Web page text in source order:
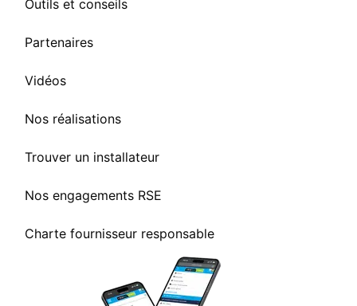
Outils et conseils
Partenaires
Vidéos
Nos réalisations
Trouver un installateur
Nos engagements RSE
Charte fournisseur responsable